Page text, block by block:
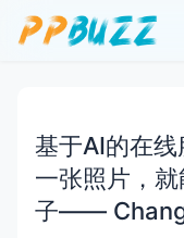
基于AI的在
一张照片，
子——